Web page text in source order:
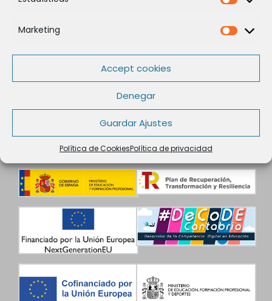
Marketing
Accept cookies
Denegar
Guardar Ajustes
Política de CookiesPolítica de privacidad
Aviso legal
Condiciones de contratación